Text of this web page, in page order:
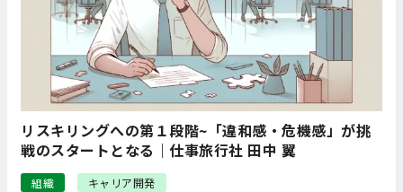
リスキリングへの第１段階~「違和感・危機感」が挑
戦のスタートとなる｜仕事旅行社 田中 翼
組織
キャリア開発